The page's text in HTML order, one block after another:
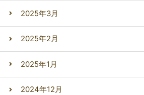
2025年3月
2025年2月
2025年1月
2024年12月